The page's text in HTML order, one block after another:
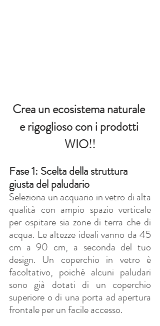
Crea un ecosistema naturale
e rigoglioso con i prodotti
WIO!!
Fase 1: Scelta della struttura
giusta del paludario
Seleziona un acquario in vetro di alta
qualità con ampio spazio verticale
per ospitare sia zone di terra che di
acqua. Le altezze ideali vanno da 45
cm a 90 cm, a seconda del tuo
design. Un coperchio in vetro è
facoltativo, poiché alcuni paludari
sono già dotati di un coperchio
superiore o di una porta ad apertura
frontale per un facile accesso.